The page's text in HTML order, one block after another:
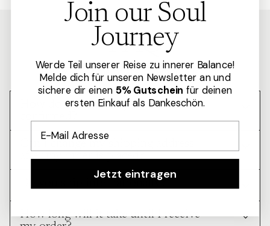
FAQ
Below are some of are common questions:
How do I know if my order is
after my order is placed?
Do you ship internationally?
How long will it take until I receive
Join our Soul
Journey
Werde Teil unserer Reise zu innerer Balance!
Melde dich für unseren Newsletter an und
sichere dir einen 5% Gutschein für deinen
ersten Einkauf als Dankeschön.
Jetzt eintragen